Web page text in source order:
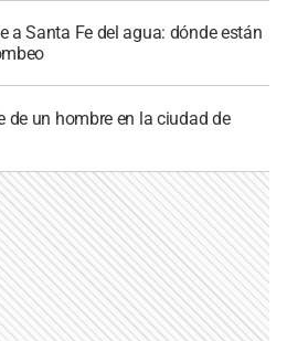
a Santa Fe del agua: dónde están
de un hombre en la ciudad de